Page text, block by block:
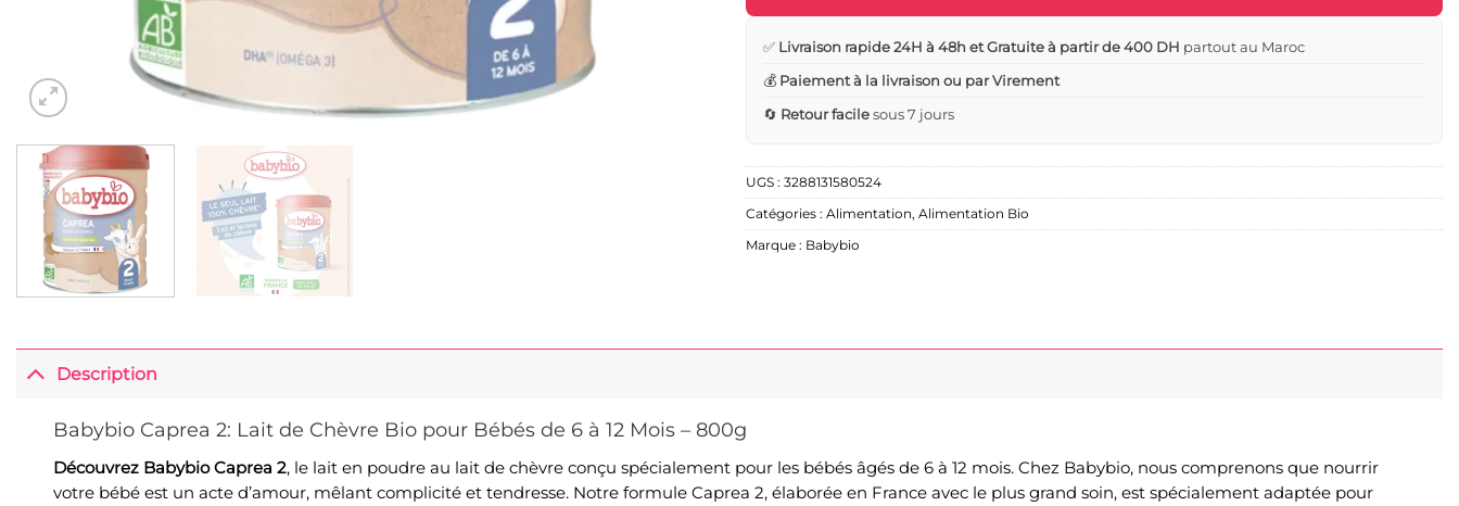
✅ Livraison rapide 24H à 48h et Gratuite à partir de 400 DH partout au Maroc
💰 Paiement à la livraison ou par Virement
🔄 Retour facilesous 7 jours
UGS : 3288131580524
Catégories : Alimentation, Alimentation Bio
Marque : Babybio
Description
Babybio Caprea 2: Lait de Chèvre Bio pour Bébés de 6 à 12 Mois – 800g
Découvrez Babybio Caprea 2, le lait en poudre au lait de chèvre conçu spécialement pour les bébés âgés de 6 à 12 mois. Chez Babybio, nous comprenons que nourrir
votre bébé est un acte d’amour, mêlant complicité et tendresse. Notre formule Caprea 2, élaborée en France avec le plus grand soin, est spécialement adaptée pour